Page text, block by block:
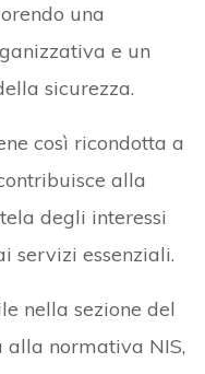
una
e un
sicurezza.
così ricondotta a
alla
degli interessi
servizi essenziali.
nella sezione del
normativa NIS,